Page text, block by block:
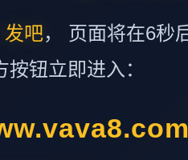
发吧， 页面将在6秒
钮立即进入：